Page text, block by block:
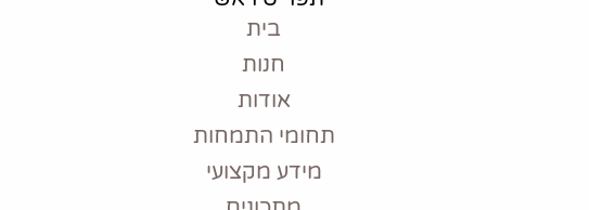
בית
חנות
אודות
תחומי התמחות
מידע מקצועי